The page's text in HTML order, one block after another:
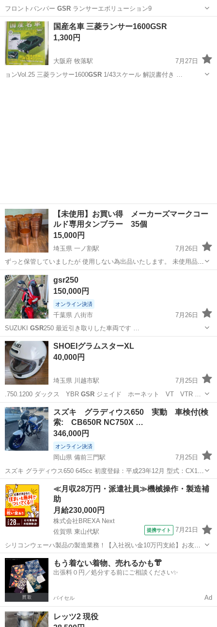
フロントバンパー GSRランサーエボリューション9
広島 東広島市 八本松駅 外装、車外用品
国産名車 三菱ランサー1600GSR
1,300円
大阪府 牧落駅
7月27日
ョンVol.25 三菱ランサー1600GSR 1/43スケール 解説書付き …
【未使用】お買い得 メーカーズマークコー
ルド専用タンブラー 35個
15,000円
埼玉県 一ノ割駅
7月26日
ずっと保管していましたが 使用しない為出品いたします。 未使用品で
すが箱等なく、裸のままだったので 多少傷はあるかと思います。 気に
ならない方。 他のサイトでも出品しているため 取り消す場合がござい
ます。...
埼玉 春日部市
gsr250
150,000円
オンライン決済
千葉県 八街市
7月26日
SUZUKI GSR 250 最近引き取りした車両です …
千葉 八街市 スズキ
SHOEIグラムスターXL
40,000円
埼玉県 川越市駅
7月25日
.750.1200 ダックス YBR GSRジェイド ホーネット VT VTR …
埼玉 川越市 川越市駅 バイク
スズキ グラディウス650 実動 車検付(検
索: CB650R NC750X …
346,000円
オンライン決済
岡山県 備前三門駅
7月25日
スズキ グラディウス650 645cc 初度登録：平成23年12月 型式：CX111
原動機：P511 走行距離メーター指示:51,567km(出品時) 車検R8年12月
迄 書類:車検証・記録事項・譲渡証・自賠責保険証 ...
岡山 岡山市 備前三門駅 スズキ
≪月収28万円・派遣社員≫機械操作・製造補
助
月給230,000円
株式会社BREXA Next
佐賀県 東山代駅
提携サイト 7月21日
シリコンウェーハ製品の製造業務！【入社祝い金10万円支給】お友達
やカップルとの応募OK◎年間休日129日＆休出なしでプライベート充
実♪業務はクリーンルームで快適作業◎自社正社員登用制度あり★1食
300円～の格安食堂あり！《佐...
佐賀 伊万里市 東山代駅 その他
もう着ない着物、売れるかも👘
出張料０円／処分する前にご相談ください✨
バイセル Ad
レッツ2 現役